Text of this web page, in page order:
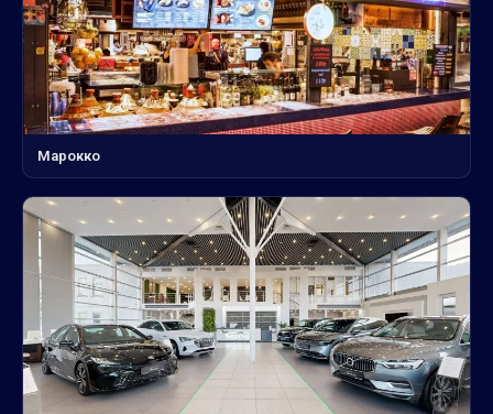
Марокко